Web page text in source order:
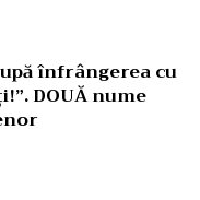
înfrângerea cu
DOUĂ nume